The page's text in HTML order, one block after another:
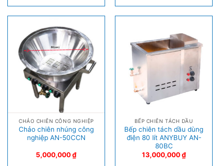
CHẢO CHIÊN CÔNG NGHIỆP
Chảo chiên nhúng công
nghiệp AN-50CCN
5,000,000₫
BẾP CHIÊN TÁCH DẦU
Bếp chiên tách dầu dùng
điện 80 lít ANYBUY AN-
80BC
13,000,000₫